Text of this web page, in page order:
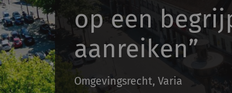
op een
aanreiken”
Omgevingsrecht, Varia